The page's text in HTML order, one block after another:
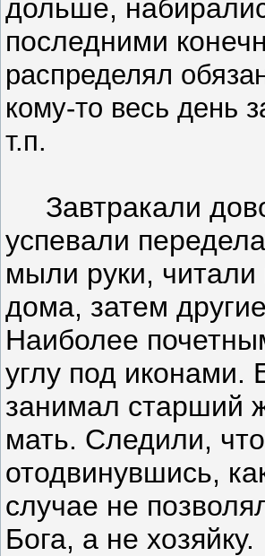
дольше,
последними
распределял
кому-то весь день
т.п.
Завтракали
успевали
мыли руки,
дома, затем
Наиболее
углу под иконами.
занимал старший
мать. Следили,
отодвинувшись,
случае не
Бога, а не хозяйку.